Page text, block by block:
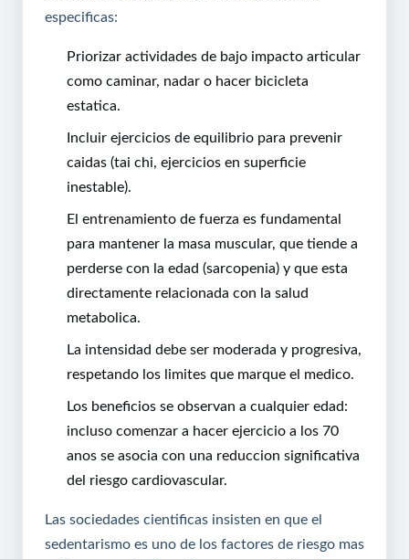
especificas:
Priorizar actividades de bajo impacto articular
como caminar, nadar o hacer bicicleta
estatica.
Incluir ejercicios de equilibrio para prevenir
caidas (tai chi, ejercicios en superficie
inestable).
El entrenamiento de fuerza es fundamental
para mantener la masa muscular, que tiende a
perderse con la edad (sarcopenia) y que esta
directamente relacionada con la salud
metabolica.
La intensidad debe ser moderada y progresiva,
respetando los limites que marque el medico.
Los beneficios se observan a cualquier edad:
incluso comenzar a hacer ejercicio a los 70
anos se asocia con una reduccion significativa
del riesgo cardiovascular.
Las sociedades cientificas insisten en que el
sedentarismo es uno de los factores de riesgo mas